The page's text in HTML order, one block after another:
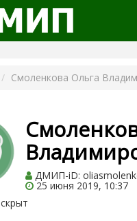
Смоленкова Ольга
ДМИП-iD:
25 июня 2019, 10:37
скрыт